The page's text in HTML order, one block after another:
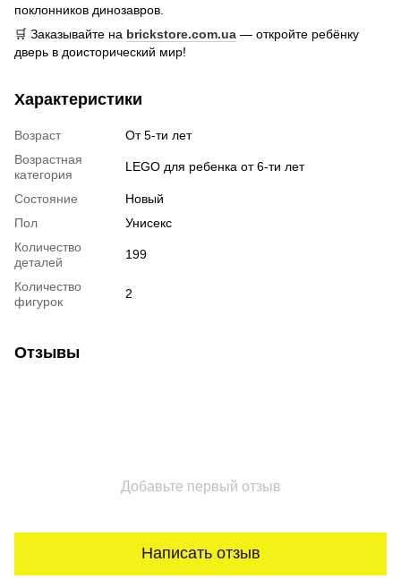
поклонников динозавров.
🛒 Заказывайте на brickstore.com.ua — откройте ребёнку
дверь в доисторический мир!
Характеристики
Возраст
От 5-ти лет
Возрастная
категория
LEGO для ребенка от 6-ти лет
Состояние
Новый
Пол
Унисекс
Количество
деталей
199
Количество
фигурок
2
Отзывы
Добавьте первый отзыв
Написать отзыв